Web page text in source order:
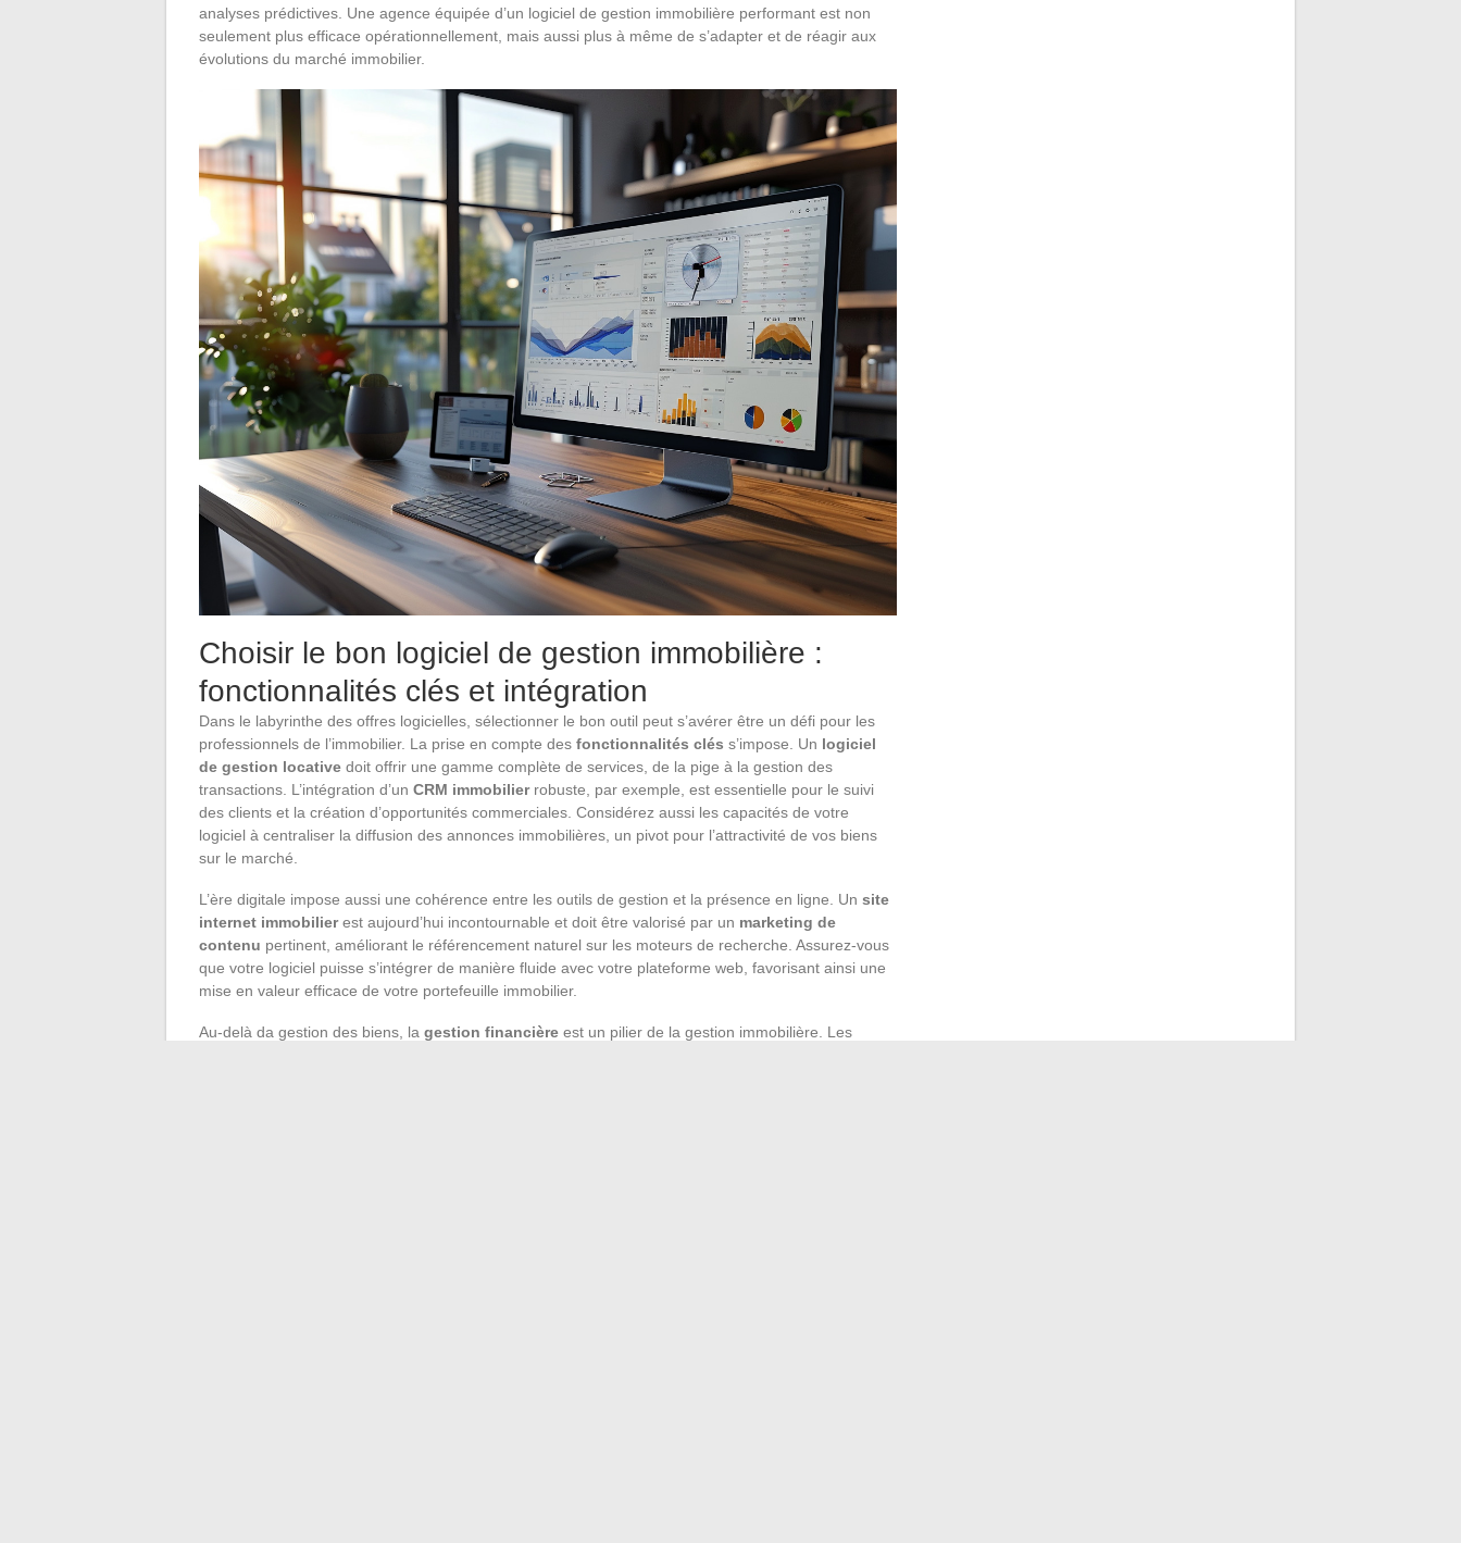
analyses prédictives. Une agence équipée d’un logiciel de gestion immobilière performant est non
seulement plus efficace opérationnellement, mais aussi plus à même de s’adapter et de réagir aux
évolutions du marché immobilier.
Choisir le bon logiciel de gestion immobilière :
fonctionnalités clés et intégration
Dans le labyrinthe des offres logicielles, sélectionner le bon outil peut s’avérer être un défi pour les
professionnels de l’immobilier. La prise en compte des fonctionnalités clés s’impose. Un logiciel
de gestion locative doit offrir une gamme complète de services, de la pige à la gestion des
transactions. L’intégration d’un CRM immobilierrobuste, par exemple, est essentielle pour le suivi
des clients et la création d’opportunités commerciales. Considérez aussi les capacités de votre
logiciel à centraliser la diffusion des annonces immobilières, un pivot pour l’attractivité de vos biens
sur le marché.
L’ère digitale impose aussi une cohérence entre les outils de gestion et la présence en ligne. Un site
internet immobilierest aujourd’hui incontournable et doit être valorisé par un marketing de
contenu pertinent, améliorant le référencement naturel sur les moteurs de recherche. Assurez-vous
que votre logiciel puisse s’intégrer de manière fluide avec votre plateforme web, favorisant ainsi une
mise en valeur efficace de votre portefeuille immobilier.
Au-delà da gestion des biens, la gestion financière est un pilier de la gestion immobilière. Les